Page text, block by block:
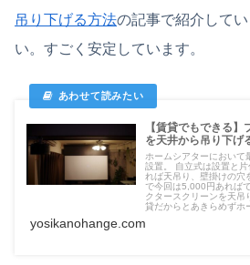
吊り下げる方法の記事で紹介して
い。すごく安定しています。
【賃貸でもできる
を天井から吊り下げ
ホームシアターにおいて
設置。 自立式は設置と
れば天吊り、壁掛けの穴
で今回は5,000円あれば
クタースクリーンを天吊
貸だからとあきらめずホ
yosikanohange.com